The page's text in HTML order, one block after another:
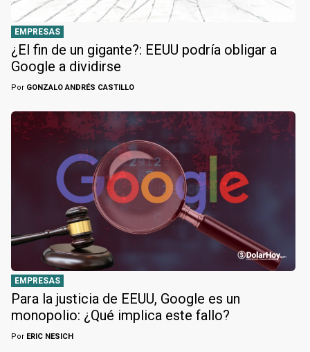
EMPRESAS
¿El fin de un gigante?: EEUU podría obligar a
Google a dividirse
Por GONZALO ANDRÉS CASTILLO
EMPRESAS
Para la justicia de EEUU, Google es un
monopolio: ¿Qué implica este fallo?
Por ERIC NESICH